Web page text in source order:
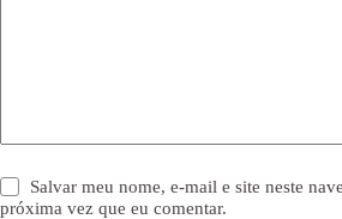
Salvar meu nome, e-mail e site neste
próxima vez que eu comentar.